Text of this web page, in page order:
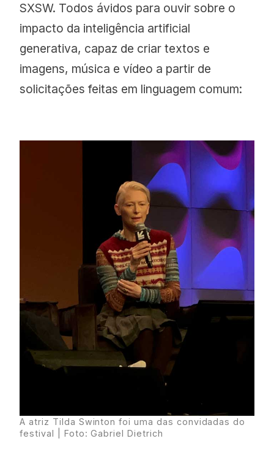
SXSW. Todos ávidos para ouvir sobre o
impacto da inteligência artificial
generativa, capaz de criar textos e
imagens, música e vídeo a partir de
solicitações feitas em linguagem comum:
A atriz Tilda Swinton foi uma das convidadas do
festival | Foto: Gabriel Dietrich